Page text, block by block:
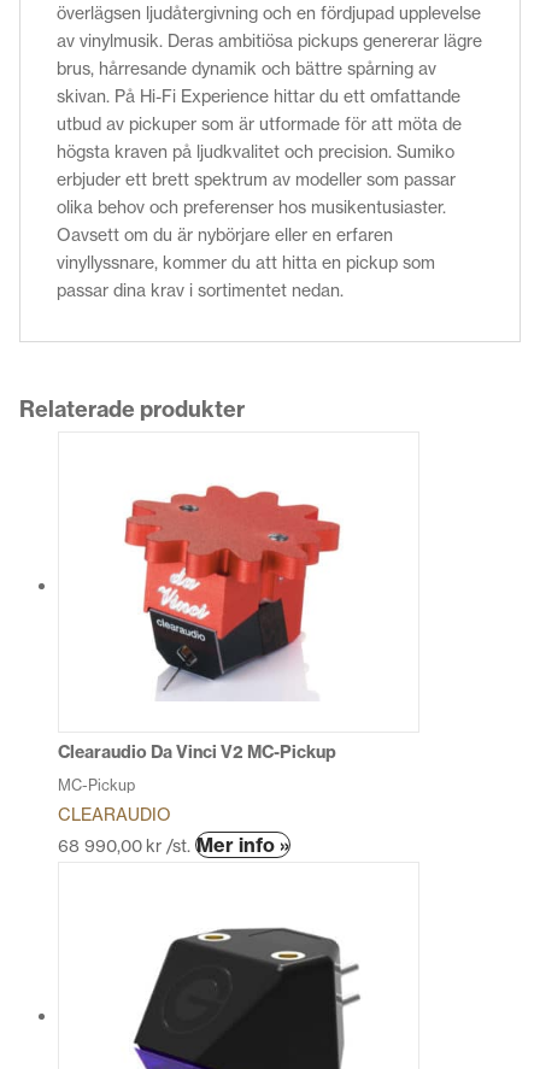
överlägsen ljudåtergivning och en fördjupad upplevelse
av vinylmusik. Deras ambitiösa pickups genererar lägre
brus, hårresande dynamik och bättre spårning av
skivan. På Hi-Fi Experience hittar du ett omfattande
utbud av pickuper som är utformade för att möta de
högsta kraven på ljudkvalitet och precision. Sumiko
erbjuder ett brett spektrum av modeller som passar
olika behov och preferenser hos musikentusiaster.
Oavsett om du är nybörjare eller en erfaren
vinyllyssnare, kommer du att hitta en pickup som
passar dina krav i sortimentet nedan.
Relaterade produkter
Clearaudio Da Vinci V2 MC-Pickup
MC-Pickup
CLEARAUDIO
68 990,00 kr /st. Mer info »Den
har
flera
varianter.
alternativen